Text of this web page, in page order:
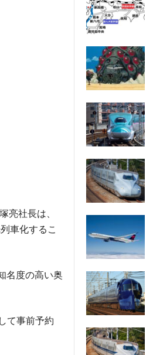
亮社長は、
車化するこ
名度の高い奥
て事前予約